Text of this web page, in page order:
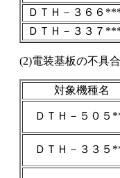
ＤＴＨ－３６６
ＤＴＨ－３３７
(2)電装基板の不具
対象機種名
ＤＴＨ－５０５
ＤＴＨ－３３５